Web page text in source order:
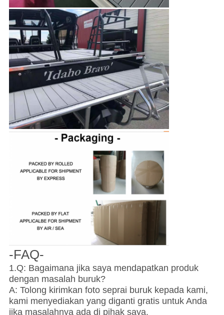
-FAQ-
1.Q: Bagaimana jika saya mendapatkan produk
dengan masalah buruk?
A: Tolong kirimkan foto seprai buruk kepada kami,
kami menyediakan yang diganti gratis untuk Anda
jika masalahnya ada di pihak saya.